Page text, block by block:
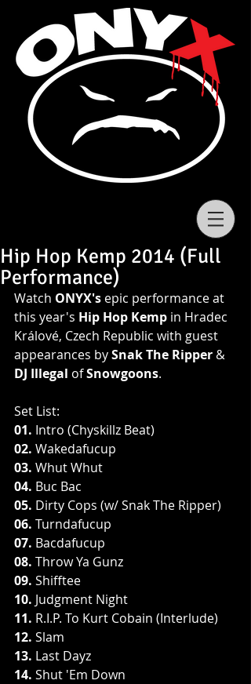
Hip Hop Kemp 2014 (Full
Performance)
Watch ONYX's epic performance at
this year's Hip Hop Kemp in Hradec
Králové, Czech Republic with guest
appearances by Snak The Ripper &
DJ Illegal of Snowgoons.
Set List:
01. Intro (Chyskillz Beat)
02. Wakedafucup
03. Whut Whut
04. Buc Bac
05. Dirty Cops (w/ Snak The Ripper)
06. Turndafucup
07. Bacdafucup
08. Throw Ya Gunz
09. Shifftee
10. Judgment Night
11. R.I.P. To Kurt Cobain (Interlude)
12. Slam
13. Last Dayz
14. Shut 'Em Down